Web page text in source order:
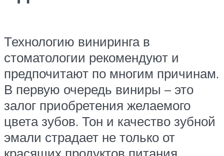
Технологию виниринга в
стоматологии рекомендуют и
предпочитают по многим причинам.
В первую очередь виниры – это
залог приобретения желаемого
цвета зубов. Тон и качество зубной
эмали страдает не только от